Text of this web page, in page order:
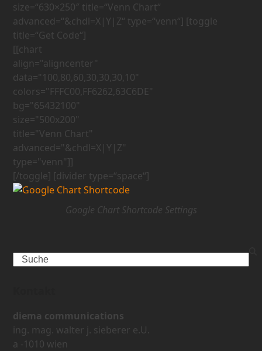
size=“630×250″ title=“Venn Chart“
advanced=“&chdl=X|Y|Z“ type=“venn“] [toggle
title=“Get Code“]
[[chart
align="aligncenter"
data="100,80,60,30,30,30,10"
colors="FFFC00,FF6262,63C6DE"
bg="65432100"
size="500x200"
title="Venn Chart"
advanced="&chdl=X|Y|Z"
[/toggle] [divider type=“space“]
Google Chart Shortcode Settings
Search
diema communications
ing. mag. walter j. sieberer e.U.
a -1010 wien